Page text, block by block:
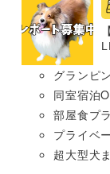
グランピ
同室宿泊
部屋食プ
プライベ
超大型犬